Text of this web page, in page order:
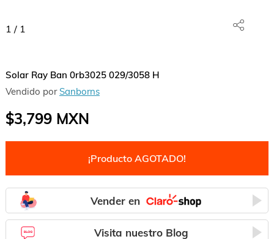
1 / 1
Solar Ray Ban 0rb3025 029/3058 H
Vendido por Sanborns
$3,799MXN
¡Producto AGOTADO!
Vender en
Visita nuestro Blog